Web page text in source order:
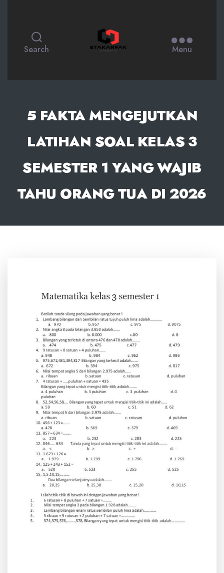
Search Menu
5 FAKTA MENGEJUTKAN
LATIHAN SOAL KELAS 3
SEMESTER 1 YANG WAJIB
TAHU ORANG TUA DI 2026